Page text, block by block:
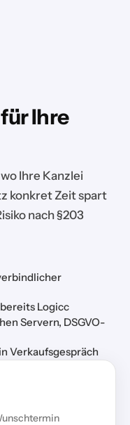
für Ihre
Ihre Kanzlei
konkret Zeit spart
nach §203
Logicc
Servern, DSGVO-
Verkaufsgespräch